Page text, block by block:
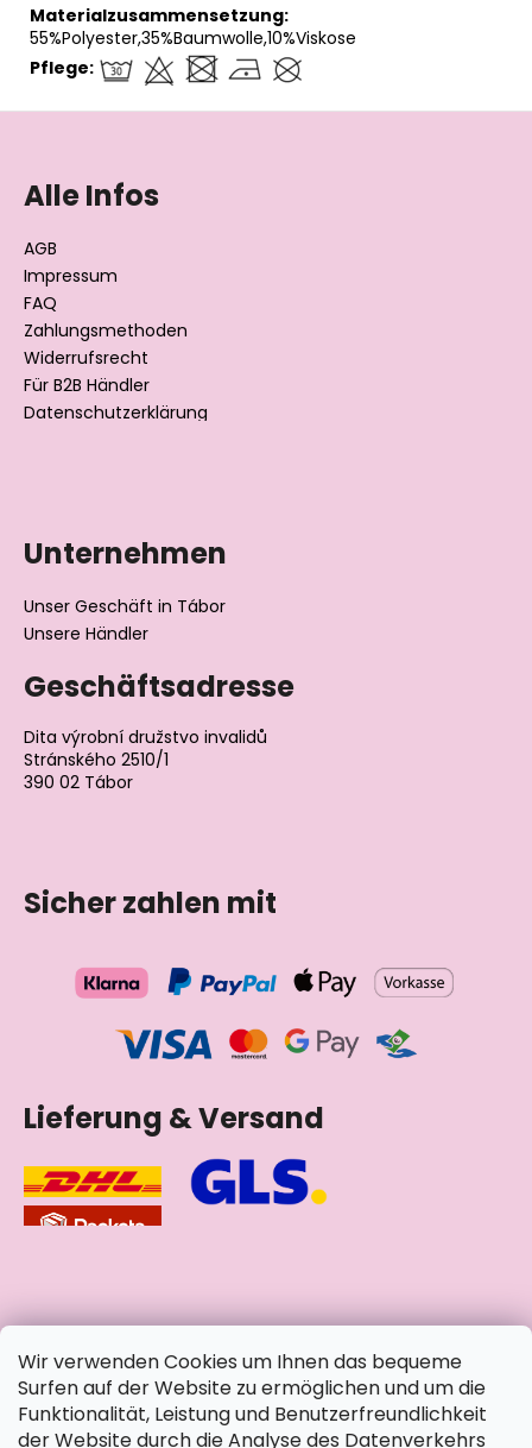
Wir verwenden Cookies um Ihnen das bequeme
Surfen auf der Website zu ermöglichen und um die
Funktionalität, Leistung und Benutzerfreundlichkeit
der Website durch die Analyse des Datenverkehrs
Materialzusammensetzung:
55%Polyester,35%Baumwolle,10%Viskose
Pflege:
F
Alle Infos
AGB
Impressum
FAQ
Zahlungsmethoden
Widerrufsrecht
Für B2B Händler
Datenschutzerklärung
Unternehmen
Unser Geschäft in Tábor
Unsere Händler
Geschäftsadresse
Dita výrobní družstvo invalidů
Stránského 2510/1
390 02 Tábor
Sicher zahlen mit
Lieferung & Versand
soziale Netzwerke